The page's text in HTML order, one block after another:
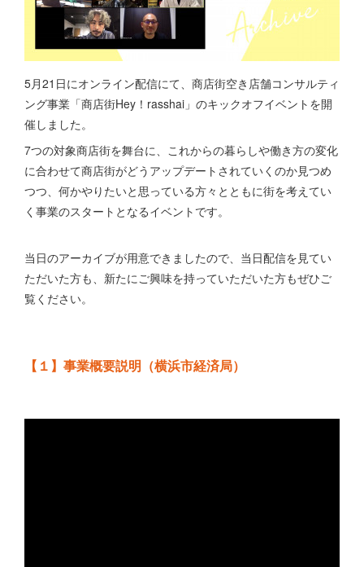
5月21日にオンライン配信にて、商店街空き店舗コンサルティ
ング事業「商店街Hey！rasshai」のキックオフイベントを開
催しました。
7つの対象商店街を舞台に、これからの暮らしや働き方の変化
に合わせて商店街がどうアップデートされていくのか見つめ
つつ、何かやりたいと思っている方々とともに街を考えてい
く事業のスタートとなるイベントです。
当日のアーカイブが用意できましたので、当日配信を見てい
ただいた方も、新たにご興味を持っていただいた方もぜひご
覧ください。
【１】事業概要説明（横浜市経済局）